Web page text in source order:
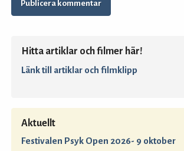
Hitta artiklar och filmer här!
Länk till artiklar och filmklipp
Aktuellt
Festivalen Psyk Open 2026- 9 oktober